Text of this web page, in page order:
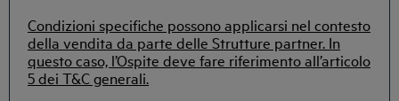
Condizioni specifiche possono applicarsi nel contesto
della vendita da parte delle Strutture partner. In
questo caso, l’Ospite deve fare riferimento all’articolo
5 dei T&C generali.